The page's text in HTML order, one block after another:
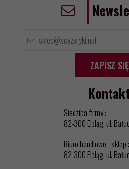
ZAPISZ SIĘ
Kontakt
Siedziba firmy :
82-300 Elbląg, ul.
Biuro handlowe - sklep :
82-300 Elbląg, ul.